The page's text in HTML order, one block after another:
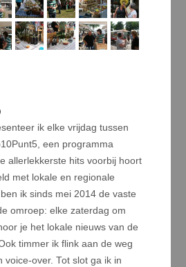
ik elke vrijdag tussen
een programma
allerlekkerste hits voorbij hoort
met lokale en regionale
ik sinds mei 2014 de vaste
omroep: elke zaterdag om
je het lokale nieuws van de
timmer ik flink aan de weg
voice-over. Tot slot ga ik in